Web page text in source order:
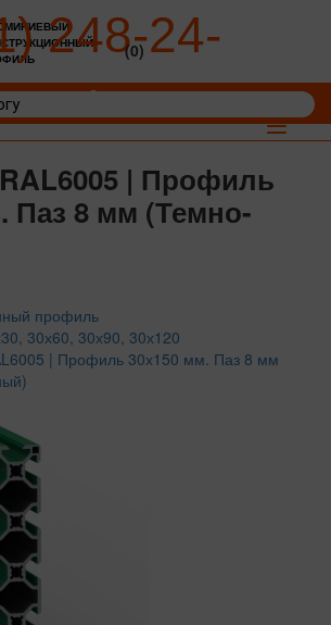
248-24-
(0)
Toggle
| Профиль
Паз 8 мм (Темно-
профиль
30х60, 30х90, 30х120
| Профиль 30х150 мм. Паз 8 мм